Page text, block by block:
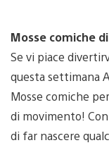
Mosse comiche
Se vi piace
questa settimana
Mosse comiche
di movimento!
di far nascere